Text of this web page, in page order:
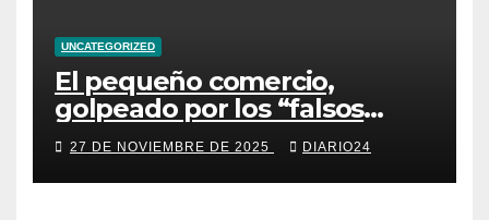
UNCATEGORIZED
El pequeño comercio,
golpeado por los “falsos
descuentos” del Black Friday
de las grandes cadenas
27 DE NOVIEMBRE DE 2025 DIARIO24